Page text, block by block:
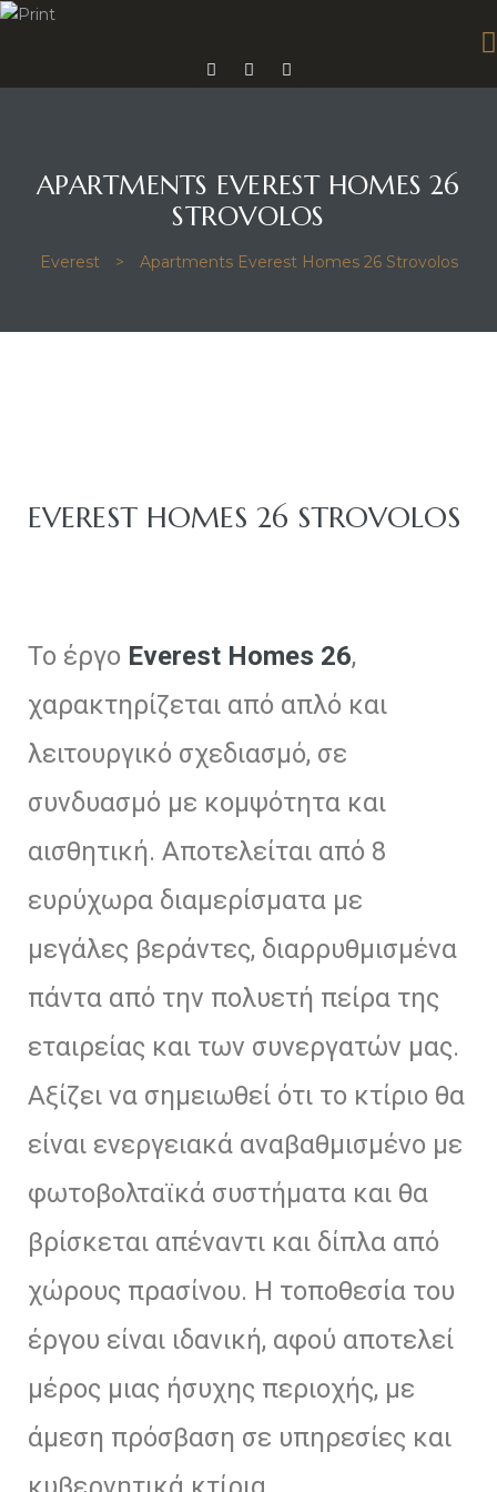
APARTMENTS EVEREST HOMES 26
STROVOLOS
Everest > Apartments Everest Homes 26 Strovolos
EVEREST HOMES 26 STROVOLOS
Το έργο Everest Homes 26,
χαρακτηρίζεται από απλό και
λειτουργικό σχεδιασμό, σε
συνδυασμό με κομψότητα και
αισθητική. Αποτελείται από 8
ευρύχωρα διαμερίσματα με
μεγάλες βεράντες, διαρρυθμισμένα
πάντα από την πολυετή πείρα της
εταιρείας και των συνεργατών μας.
Αξίζει να σημειωθεί ότι το κτίριο θα
είναι ενεργειακά αναβαθμισμένο με
φωτοβολταϊκά συστήματα και θα
βρίσκεται απέναντι και δίπλα από
χώρους πρασίνου. Η τοποθεσία του
έργου είναι ιδανική, αφού αποτελεί
μέρος μιας ήσυχης περιοχής, με
άμεση πρόσβαση σε υπηρεσίες και
14
15